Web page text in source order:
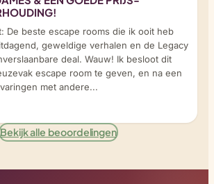
De beste escape rooms die ik ooit heb
geweldige verhalen en de Legacy
deal. Wauw! Ik besloot dit
escape room te geven, en na een
met andere...
Bekijk alle beoordelingen